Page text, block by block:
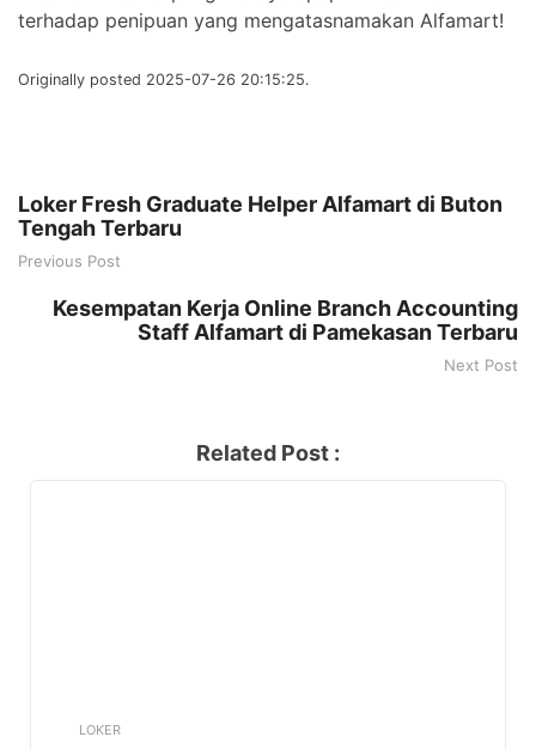
terhadap penipuan yang mengatasnamakan Alfamart!
Originally posted 2025-07-26 20:15:25.
Loker Fresh Graduate Helper Alfamart di Buton
Tengah Terbaru
Previous Post
Kesempatan Kerja Online Branch Accounting
Staff Alfamart di Pamekasan Terbaru
Next Post
Related Post :
LOKER